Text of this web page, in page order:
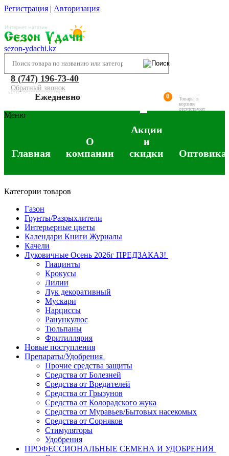
Регистрация | Авторизация
sezon-ydachi.kz
8 (747) 196-73-40
Обратный звонок
Ежедневно 0
Товары в
корзине
отсутствуют
Меню
Главная
О
компании
Акции
и
скидки
Категории товаров
Газон
Грунты/Разрыхлители
Интерьерные цветы
Календари Книги Журналы
Качели
Луковичные Осень 2026г ПРЕДЗАКАЗ!
Гиацинты
Крокусы
Лилии
Лук декоративный
Мускари
Нарциссы
Ранункулюс
Тюльпаны
Фритиллярия
Новые поступления
Препараты/Удобрения
Прочие средства защиты
Средства от Болезней
Средства от Вредителей
Средства от Грызунов
Средства от Колорадского жука
Средства от Муравьев/Бытовых насекомых
Средства от Сорняков
Стимуляторы
Удобрения
ПРОФЕССИОНАЛЬНЫЕ СЕМЕНА И УДОБРЕНИЯ